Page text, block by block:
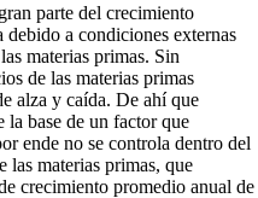
parte del crecimiento
a condiciones externas
materias primas. Sin
de las materias primas
alza y caída. De ahí que
la base de un factor que
ende no se controla dentro del
materias primas, que
crecimiento promedio anual de